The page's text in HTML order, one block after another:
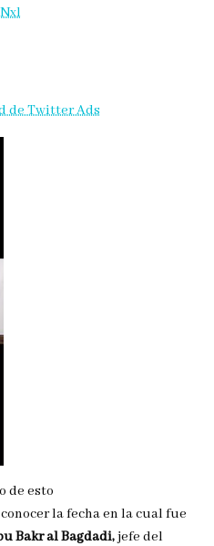
de Twitter Ads
de esto
la fecha en la cual fue
Bakr al Bagdadi,jefe del